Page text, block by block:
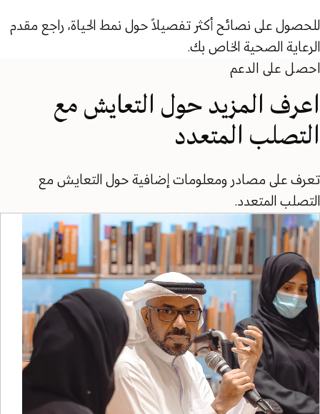
للحصول على نصائح أكثر تفصيلاً حول نمط الحياة، راجع مقدم
الرعاية الصحية الخاص بك.
احصل على الدعم
اعرف المزيد حول التعايش مع
التصلب المتعدد
تعرف على مصادر ومعلومات إضافية حول التعايش مع
التصلب المتعدد.